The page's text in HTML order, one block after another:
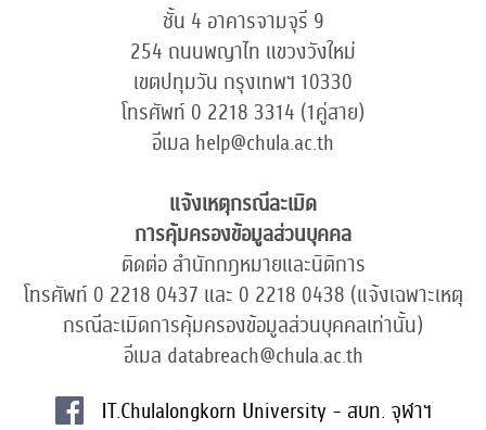
ชั้น 4 อาคารจามจุรี 9
254 ถนนพญาไท แขวงวังใหม่
เขตปทุมวัน กรุงเทพฯ 10330
โทรศัพท์ 0 2218 3314 (1คู่สาย)
อีเมล help@chula.ac.th
แจ้งเหตุกรณีละเมิด
การคุ้มครองข้อมูลส่วนบุคคล
ติดต่อ สำนักกฎหมายและนิติการ
โทรศัพท์ 0 2218 0437 และ 0 2218 0438 (แจ้งเฉพาะเหตุ
กรณีละเมิดการคุ้มครองข้อมูลส่วนบุคคลเท่านั้น)
อีเมล databreach@chula.ac.th
IT.Chulalongkorn University - สบท. จุฬาฯ